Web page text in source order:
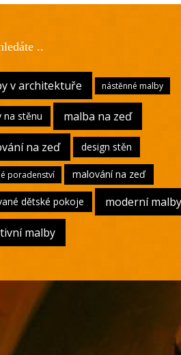
..
v architektuře nástěnné malby
na stěnu malba na zeď
na zeď design stěn
poradenství malování na zeď
dětské pokoje moderní malby
malby